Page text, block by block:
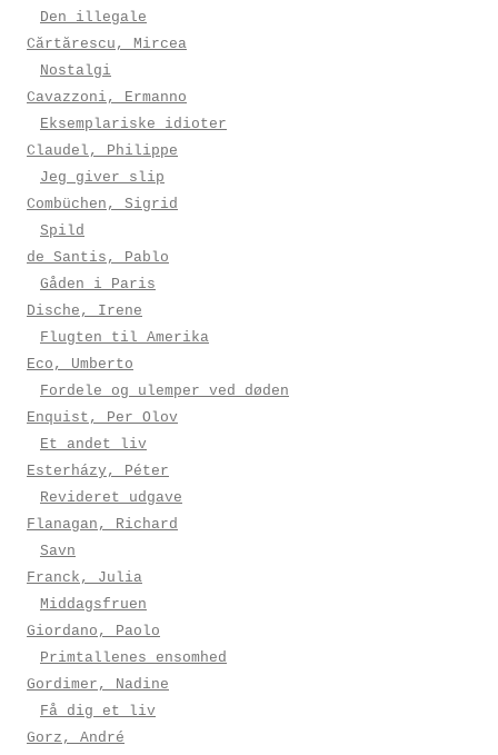
Den illegale
Cărtărescu, Mircea
Nostalgi
Cavazzoni, Ermanno
Eksemplariske idioter
Claudel, Philippe
Jeg giver slip
Combüchen, Sigrid
Spild
de Santis, Pablo
Gåden i Paris
Dische, Irene
Flugten til Amerika
Eco, Umberto
Fordele og ulemper ved døden
Enquist, Per Olov
Et andet liv
Esterházy, Péter
Revideret udgave
Flanagan, Richard
Savn
Franck, Julia
Middagsfruen
Giordano, Paolo
Primtallenes ensomhed
Gordimer, Nadine
Få dig et liv
Gorz, André